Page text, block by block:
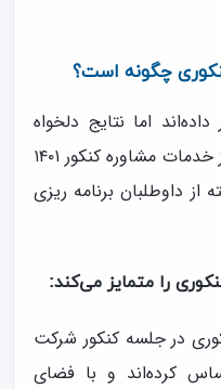
چگونه است؟
اما نتایج دلخواه
خود را کسب نکرده‌اند می‌توانند از خدمات مشاوره کنکور ۱۴۰۱
از داوطلبان برنامه ریزی
را متمایز می‌کند:
در جلسه کنکور شرکت
کرده‌اند و با فضای